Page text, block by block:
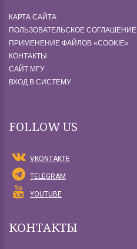
КАРТА САЙТА
ПОЛЬЗОВАТЕЛЬСКОЕ СОГЛАШЕНИЕ
ПРИМЕНЕНИЕ ФАЙЛОВ «СOOKIE»
КОНТАКТЫ
САЙТ МГУ
ВХОД В СИСТЕМУ
FOLLOW US
VKONTAKTE
TELEGRAM
YOUTUBE
КОНТАКТЫ